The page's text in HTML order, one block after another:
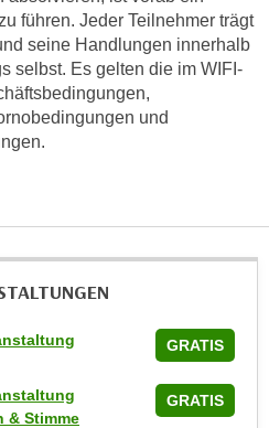
führen. Jeder Teilnehmer trägt
seine Handlungen innerhalb
selbst. Es gelten die im WIFI-
und
GRATIS
& Stimme
GRATIS